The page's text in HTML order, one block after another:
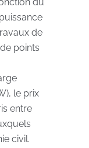
de
points
le prix
entre
civil.